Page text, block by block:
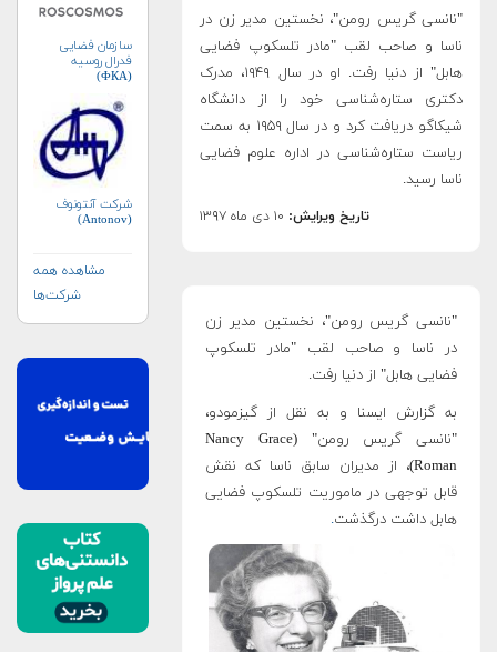
"نانسی گریس رومن"، نخستین مدیر زن در
ناسا و صاحب لقب "مادر تلسکوپ فضایی
هابل" از دنیا رفت. او در سال ۱۹۴۹، مدرک
دکتری ستاره‌شناسی خود را از دانشگاه
شیکاگو دریافت کرد و در سال ۱۹۵۹ به سمت
ریاست ستاره‌شناسی در اداره علوم فضایی
ناسا رسید.
تاریخ ویرایش: ۱۰ دی ماه ۱۳۹۷
"نانسی گریس رومن"، نخستین مدیر زن
در ناسا و صاحب لقب "مادر تلسکوپ
فضایی هابل" از دنیا رفت.
به گزارش ایسنا و به نقل از گیزمودو،
"نانسی گریس رومن" (Nancy Grace
Roman)، از مدیران سابق ناسا که نقش
قابل توجهی در ماموریت تلسکوپ فضایی
هابل داشت درگذشت.
سازمان فضایی
فدرال روسیه
(ФКА)
شرکت آنتونوف
(Antonov)
مشاهده همه
شرکت‌ها